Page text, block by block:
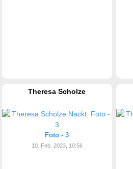
Theresa Scholze
Foto - 3
10. Feb. 2023, 10:56